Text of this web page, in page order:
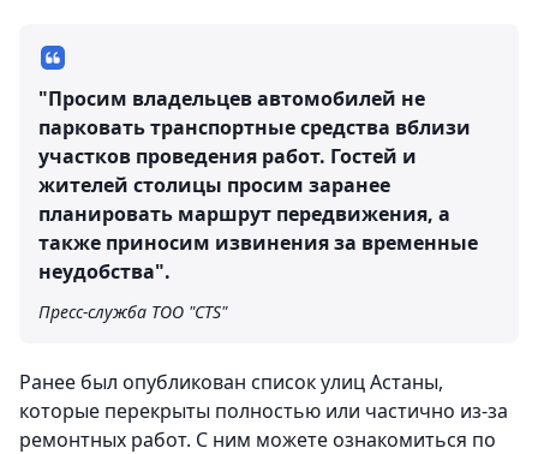
"Просим владельцев автомобилей не
парковать транспортные средства вблизи
участков проведения работ. Гостей и
жителей столицы просим заранее
планировать маршрут передвижения, а
также приносим извинения за временные
неудобства".
Пресс-служба ТОО "CTS"
Ранее был опубликован список улиц Астаны,
которые перекрыты полностью или частично из-за
ремонтных работ. С ним можете ознакомиться по